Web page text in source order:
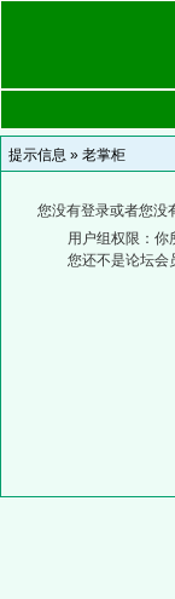
提示信息 » 老掌柜
您没有登录或者您没
用户组权限：你
您还不是论坛会